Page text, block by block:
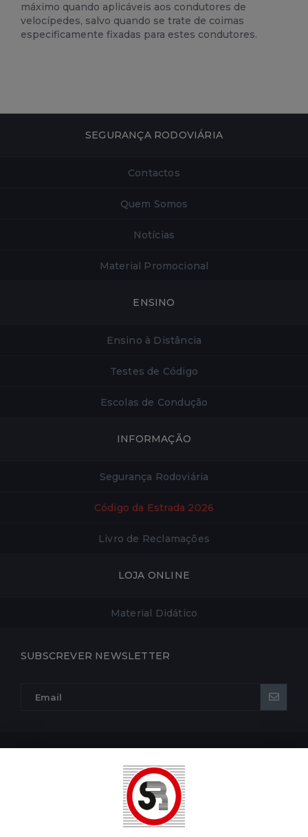
máximo quando aplicáveis aos condutores de
velocípedes, salvo quando se trate de coimas
especificamente fixadas para estes condutores.
SEGURANÇA RODOVIÁRIA
Contactos
Quem Somos
Notícias
Material Promocional
ENSINO
Ensino à Distância
Testes de Código
Escolas de Condução
INFORMAÇÃO
Segurança Rodoviária
Código da Estrada 2026
Livro de Reclamações
LOJA ONLINE
Material Didático
SUBSCREVER NEWSLETTER
POLÍTICA DE COOKIES